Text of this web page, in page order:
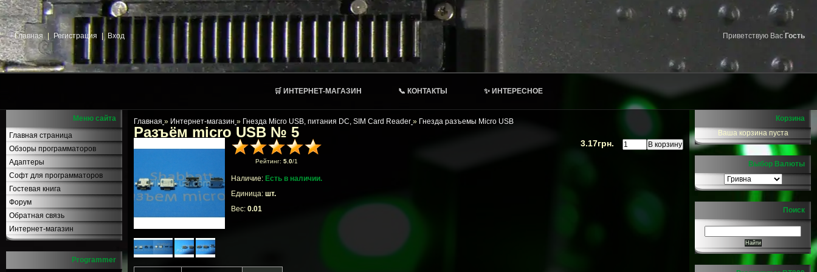
Главная Регистрация Вход Приветствую Вас Гость
🛒 ИНТЕРНЕТ-МАГАЗИН 📞 КОНТАКТЫ ✨ ИНТЕРЕСНОЕ
Меню сайта
Главная страница
Обзоры программаторов
Адаптеры
Софт для программаторов
Гостевая книга
Форум
Обратная связь
Интернет-магазин
Programmer
Главная » Интернет-магазин » Гнезда Micro USB, питания DC, SIM Card Reader » Гнезда разъемы Micro USB
Разъём micro USB № 5
Рейтинг: 5.0/1
3.17грн.
Наличие: Есть в наличии.
Единица: шт.
Вес: 0.01
Корзина
Ваша корзина пуста
Выбор Валюты
Поиск